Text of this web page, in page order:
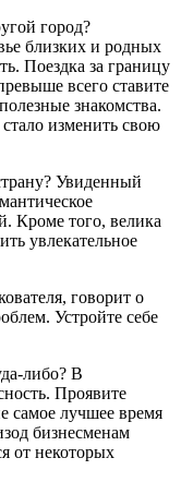
город?
близких и родных
Поездка за границу
всего ставите
знакомства.
изменить свою
Увиденный
Кроме того, велика
увлекательное
говорит о
Устройте себе
либо? В
Проявите
самое лучшее время
бизнесменам
от некоторых